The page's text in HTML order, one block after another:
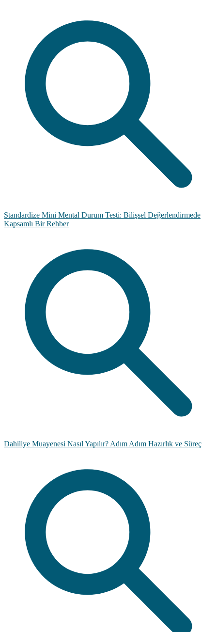
Standardize Mini Mental Durum Testi: Bilişsel Değerlendirmede
Kapsamlı Bir Rehber
Dahiliye Muayenesi Nasıl Yapılır? Adım Adım Hazırlık ve Süreç